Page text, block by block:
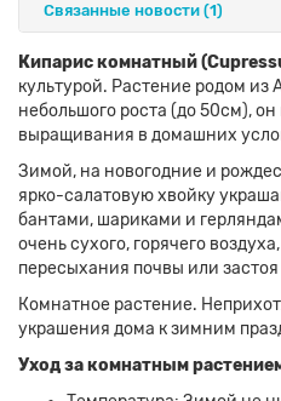
Связанные новости (1)
Кипарис комнатный
культурой. Растение родом из
небольшого роста (до 50см),
выращивания в домашних
Зимой, на новогодние и
ярко-салатовую хвойку
бантами, шариками и
очень сухого, горячего
пересыхания почвы или
Комнатное растение.
украшения дома к зимним
Уход за комнатным